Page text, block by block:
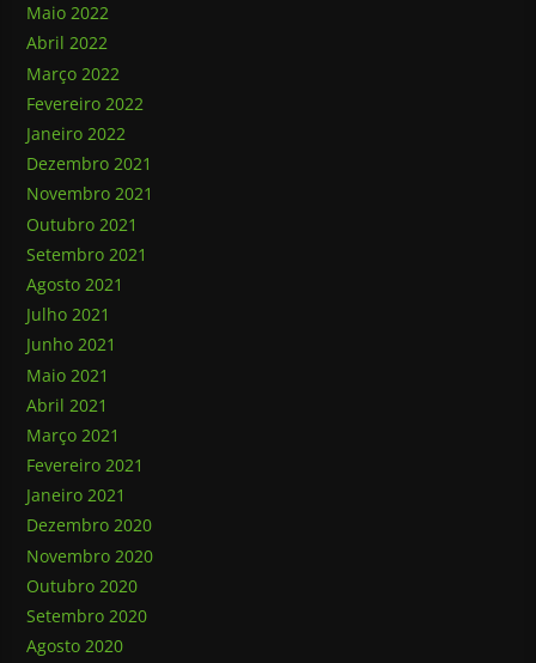
Maio 2022
Abril 2022
Março 2022
Fevereiro 2022
Janeiro 2022
Dezembro 2021
Novembro 2021
Outubro 2021
Setembro 2021
Agosto 2021
Julho 2021
Junho 2021
Maio 2021
Abril 2021
Março 2021
Fevereiro 2021
Janeiro 2021
Dezembro 2020
Novembro 2020
Outubro 2020
Setembro 2020
Agosto 2020